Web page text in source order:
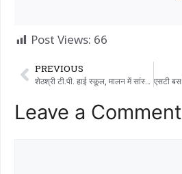
Post Views: 66
PREVIOUS
शेठश्री टी.पी. हाई स्कूल, मालन में सांस्कृतिक और खेल महोत्सव कार्यक्रम और सौर उद्घाटन कार्यक्रम का आयोजन किया गया
Leave a Comment